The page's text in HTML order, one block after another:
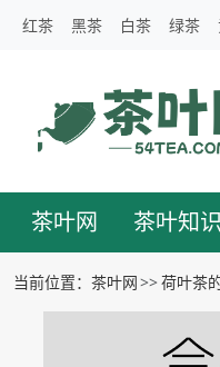
红茶 黑茶 白茶 绿茶
茶叶网 茶叶知识
当前位置： 茶叶网 荷叶茶